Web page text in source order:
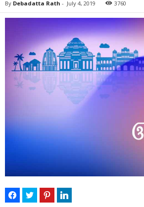
By Debadatta Rath - July 4, 2019 3760